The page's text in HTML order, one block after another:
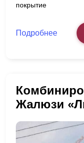
покрытие
Подробнее
Жалюзи